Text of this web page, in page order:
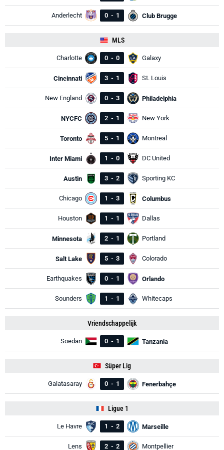
Anderlecht 0 - 1 Club Brugge
MLS
Charlotte 0 - 0 Galaxy
Cincinnati 3 - 1 St. Louis
New England 0 - 3 Philadelphia
NYCFC 2 - 1 New York
Toronto 5 - 1 Montreal
Inter Miami 1 - 0 DC United
Austin 3 - 2 Sporting KC
Chicago 1 - 3 Columbus
Houston 1 - 1 Dallas
Minnesota 2 - 1 Portland
Salt Lake 5 - 3 Colorado
Earthquakes 0 - 1 Orlando
Sounders 1 - 1 Whitecaps
Vriendschappelijk
Soedan 0 - 1 Tanzania
Süper Lig
Galatasaray 0 - 1 Fenerbahçe
Ligue 1
Le Havre 1 - 2 Marseille
Lens 2 - 2 Montpellier